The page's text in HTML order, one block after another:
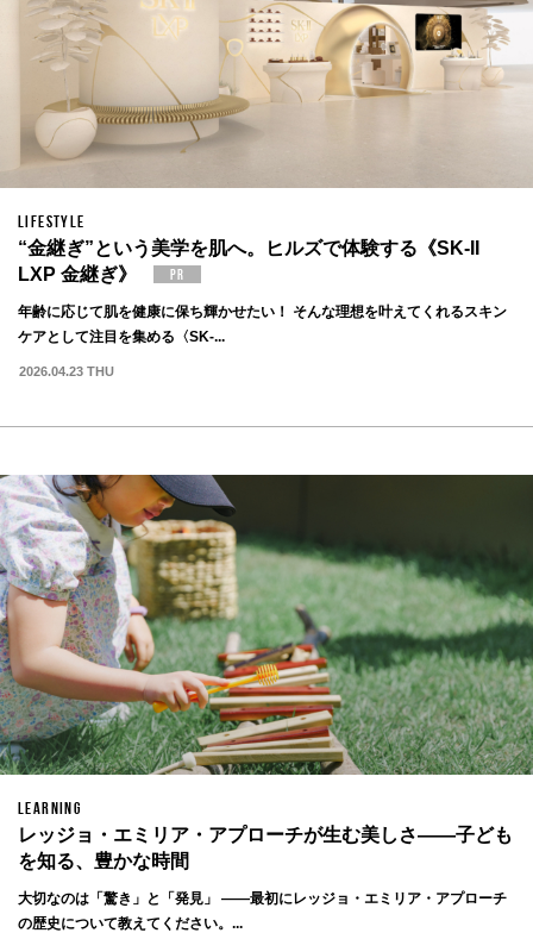
LIFESTYLE
“金継ぎ”という美学を肌へ。ヒルズで体験する《SK-II
LXP 金継ぎ》
年齢に応じて肌を健康に保ち輝かせたい！ そんな理想を叶えてくれるスキン
ケアとして注目を集める〈SK-...
2026.04.23 THU
LEARNING
レッジョ・エミリア・アプローチが生む美しさ——子ども
を知る、豊かな時間
大切なのは「驚き」と「発見」 ——最初にレッジョ・エミリア・アプローチ
の歴史について教えてください。...